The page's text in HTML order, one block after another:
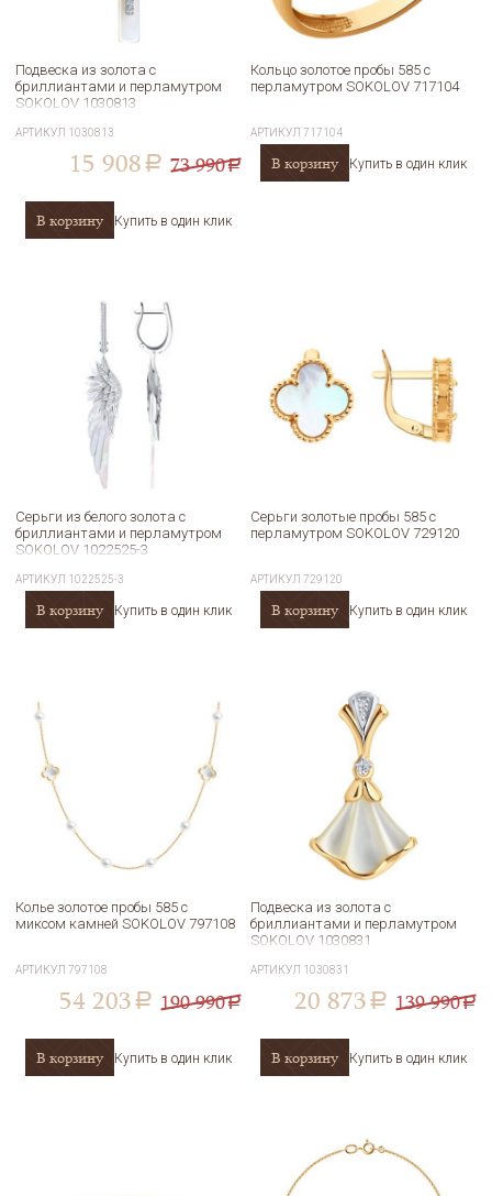
Подвеска из золота с
бриллиантами и перламутром
SOKOLOV 1030813
АРТИКУЛ 1030813
15 908 a 73 990a
В корзину Купить в один клик
Кольцо золотое пробы 585 с
перламутром SOKOLOV 717104
АРТИКУЛ717104
В корзину Купить в один клик
Серьги из белого золота с
бриллиантами и перламутром
SOKOLOV 1022525-3
АРТИКУЛ 1022525-3
В корзину Купить в один клик
Серьги золотые пробы 585 с
перламутром SOKOLOV 729120
АРТИКУЛ729120
В корзину Купить в один клик
Колье золотое пробы 585 с
миксом камней SOKOLOV 797108
АРТИКУЛ797108
54 203 a 190 990a
В корзину Купить в один клик
Подвеска из золота с
бриллиантами и перламутром
SOKOLOV 1030831
АРТИКУЛ 1030831
20 873 a 139 990a
В корзину Купить в один клик